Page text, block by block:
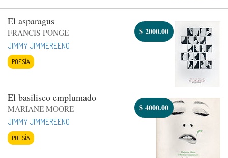
El asparagus
FRANCIS PONGE
JIMMY JIMMEREENO
POESÍA
$2000.00
El basilisco emplumado
MARIANE MOORE
JIMMY JIMMEREENO
POESÍA
$4000.00